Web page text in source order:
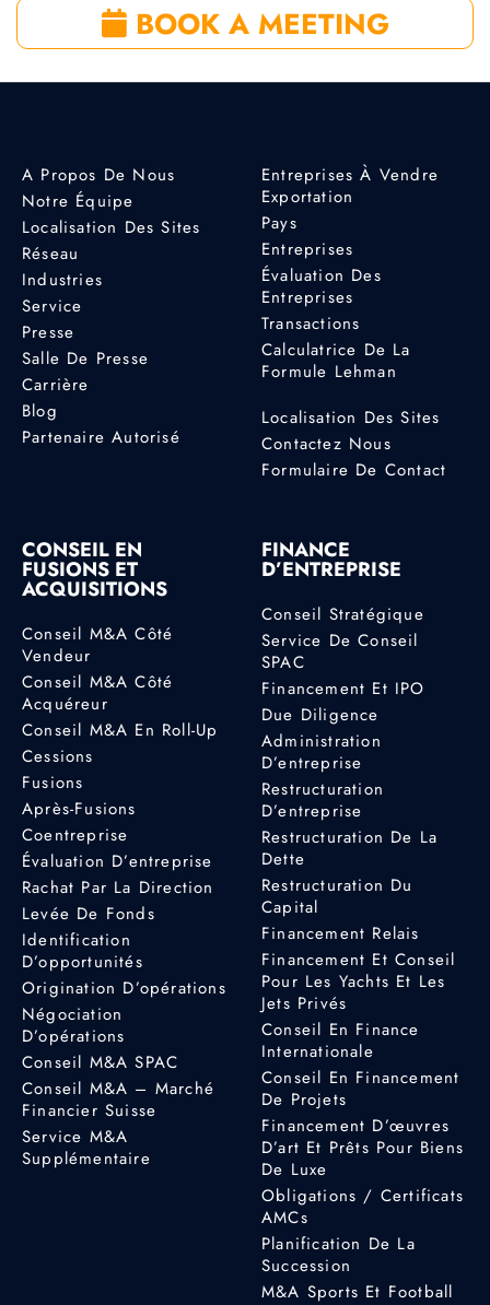
BOOK A MEETING
A Propos De Nous
Notre Équipe
Localisation Des Sites
Réseau
Industries
Service
Presse
Salle De Presse
Carrière
Blog
Partenaire Autorisé
Entreprises À Vendre
Exportation
Pays
Entreprises
Évaluation Des
Entreprises
Transactions
Calculatrice De La
Formule Lehman
Localisation Des Sites
Contactez Nous
Formulaire De Contact
CONSEIL EN
FUSIONS ET
ACQUISITIONS
Conseil M&A Côté
Vendeur
Conseil M&A Côté
Acquéreur
Conseil M&A En Roll-Up
Cessions
Fusions
Après-Fusions
Coentreprise
Évaluation D’entreprise
Rachat Par La Direction
Levée De Fonds
Identification
D’opportunités
Origination D’opérations
Négociation
D’opérations
Conseil M&A SPAC
Conseil M&A – Marché
Financier Suisse
Service M&A
Supplémentaire
FINANCE
D’ENTREPRISE
Conseil Stratégique
Service De Conseil
SPAC
Financement Et IPO
Due Diligence
Administration
D’entreprise
Restructuration
D’entreprise
Restructuration De La
Dette
Restructuration Du
Capital
Financement Relais
Financement Et Conseil
Pour Les Yachts Et Les
Jets Privés
Conseil En Finance
Internationale
Conseil En Financement
De Projets
Financement D’œuvres
D’art Et Prêts Pour Biens
De Luxe
Obligations / Certificats
AMCs
Planification De La
Succession
M&A Sports Et Football